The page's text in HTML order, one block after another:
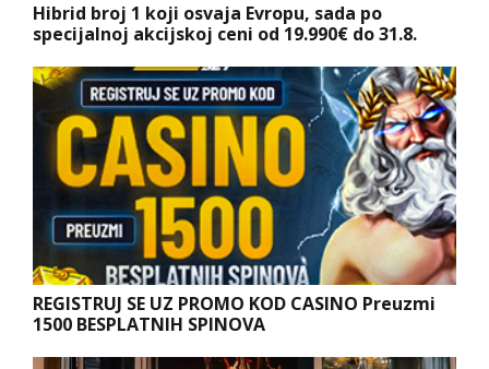
Hibrid broj 1 koji osvaja Evropu, sada po
specijalnoj akcijskoj ceni od 19.990€ do 31.8.
REGISTRUJ SE UZ PROMO KOD CASINO Preuzmi
1500 BESPLATNIH SPINOVA